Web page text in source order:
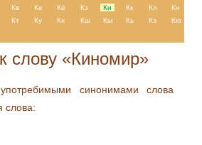
Кв Ке Кё Кз Ки Кк Кл
Кн
Кт Ку Кх Кш Кы Кь Кэ
Кю
слову «Киномир»
синонимами слова
слова: